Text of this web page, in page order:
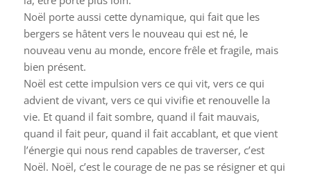
Noël porte aussi cette dynamique, qui fait que les
bergers se hâtent vers le nouveau qui est né, le
nouveau venu au monde, encore frêle et fragile, mais
bien présent.
Noël est cette impulsion vers ce qui vit, vers ce qui
advient de vivant, vers ce qui vivifie et renouvelle la
vie. Et quand il fait sombre, quand il fait mauvais,
quand il fait peur, quand il fait accablant, et que vient
l’énergie qui nous rend capables de traverser, c’est
Noël. Noël, c’est le courage de ne pas se résigner et qui